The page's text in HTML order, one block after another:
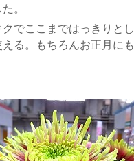
。
クでここまではっきりと
える。もちろんお正月に